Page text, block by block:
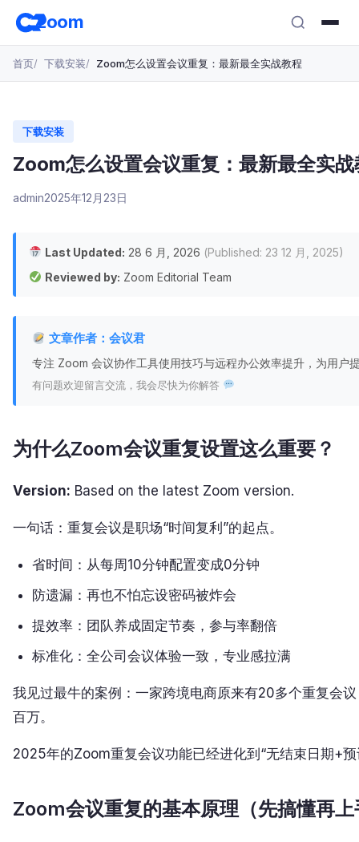
至
zoom
首页 下载安装 Zoom怎么设置会议重复：最新最全实战教程
下载安装
Zoom怎么设置会议重复：最新最全实战
admin2025年12月23日
Last Updated: 28 6 月, 2026 (Published: 23 12 月, 2025)
Reviewed by: Zoom Editorial Team
文章作者：会议君
专注 Zoom 会议协作工具使用技巧与远程办公效率提升，为用户
有问题欢迎留言交流，我会尽快为你解答
为什么Zoom会议重复设置这么重要？
Version: Based on the latest Zoom version.
一句话：重复会议是职场“时间复利”的起点。
省时间：从每周10分钟配置变成0分钟
防遗漏：再也不怕忘设密码被炸会
提效率：团队养成固定节奏，参与率翻倍
标准化：全公司会议体验一致，专业感拉满
我见过最牛的案例：一家跨境电商原来有20多个重复会
百万。
2025年的Zoom重复会议功能已经进化到“无结束日期+
Zoom会议重复的基本原理（先搞懂再上